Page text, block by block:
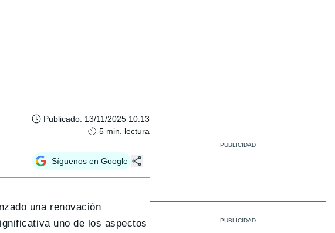
Publicado: 13/11/2025 10:13
5 min. lectura
Síguenos en Google
una renovación
uno de los aspectos